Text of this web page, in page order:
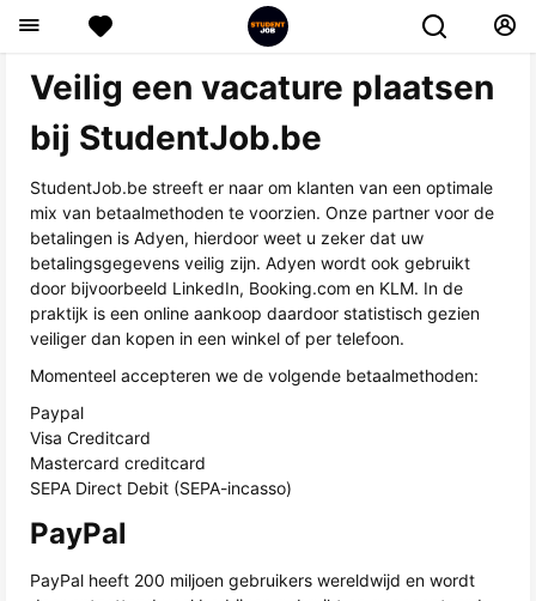
Veilig een vacature plaatsen
bij StudentJob.be
StudentJob.be streeft er naar om klanten van een optimale
mix van betaalmethoden te voorzien. Onze partner voor de
betalingen is Adyen, hierdoor weet u zeker dat uw
betalingsgegevens veilig zijn. Adyen wordt ook gebruikt
door bijvoorbeeld LinkedIn, Booking.com en KLM. In de
praktijk is een online aankoop daardoor statistisch gezien
veiliger dan kopen in een winkel of per telefoon.
Momenteel accepteren we de volgende betaalmethoden:
Paypal
Visa Creditcard
Mastercard creditcard
SEPA Direct Debit (SEPA-incasso)
PayPal
PayPal heeft 200 miljoen gebruikers wereldwijd en wordt